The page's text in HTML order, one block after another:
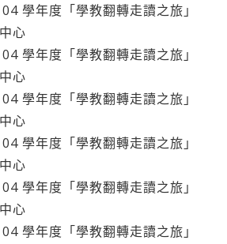
學年度「學教翻轉走讀之旅」
心
學年度「學教翻轉走讀之旅」
心
學年度「學教翻轉走讀之旅」
心
學年度「學教翻轉走讀之旅」
心
學年度「學教翻轉走讀之旅」
心
學年度「學教翻轉走讀之旅」